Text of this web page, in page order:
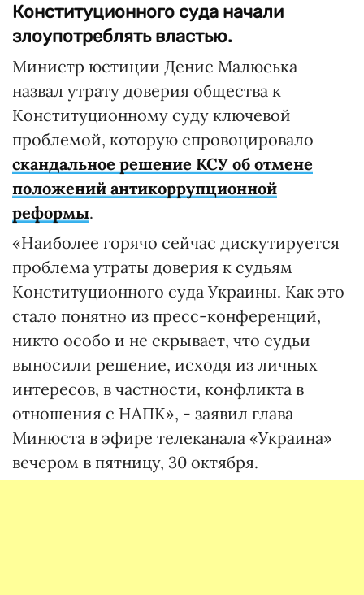
Конституционного суда начали
злоупотреблять властью.
Министр юстиции Денис Малюська
назвал утрату доверия общества к
Конституционному суду ключевой
проблемой, которую спровоцировало
скандальное решение КСУ об отмене
положений антикоррупционной
реформы.
«Наиболее горячо сейчас дискутируется
проблема утраты доверия к судьям
Конституционного суда Украины. Как это
стало понятно из пресс-конференций,
никто особо и не скрывает, что судьи
выносили решение, исходя из личных
интересов, в частности, конфликта в
отношения с НАПК», - заявил глава
Минюста в эфире телеканала «Украина»
вечером в пятницу, 30 октября.